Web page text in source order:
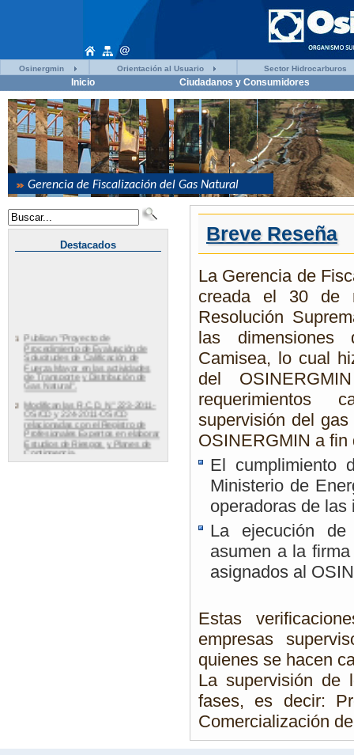
Osinergmin Orientación al Usuario Sector Hidrocarburos
Inicio Ciudadanos y Consumidores
Breve Reseña
La Gerencia de
creada el 30 de
Resolución
las dimensiones
Camisea, lo cual
del
supervisión del
OSINERGMIN a fin
El cumplimiento
Ministerio de
operadoras de
La ejecución de
asumen a la
asignados al
Estas
empresas
quienes se hacen
La supervisión de
fases, es decir:
Comercialización